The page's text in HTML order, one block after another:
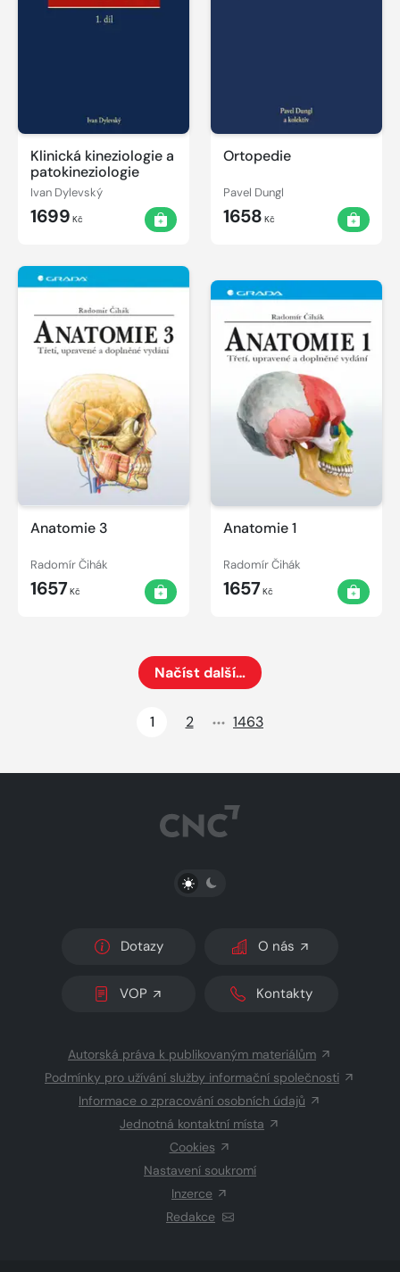
Klinická kineziologie a
patokineziologie
Ivan Dylevský
1699 Kč
Ortopedie
Pavel Dungl
1658 Kč
Anatomie 3
Radomír Čihák
1657Kč
Anatomie 1
Radomír Čihák
1657Kč
Načíst další…
1
2 1463
PŘEPNOUT SVĚTLÝ/TMAVÝ REŽIM
Dotazy O nás
VOP Kontakty
Autorská práva k publikovaným materiálům
Podmínky pro užívání služby informační společnosti
Informace o zpracování osobních údajů
Jednotná kontaktní místa
Cookies
Nastavení soukromí
Inzerce
Redakce